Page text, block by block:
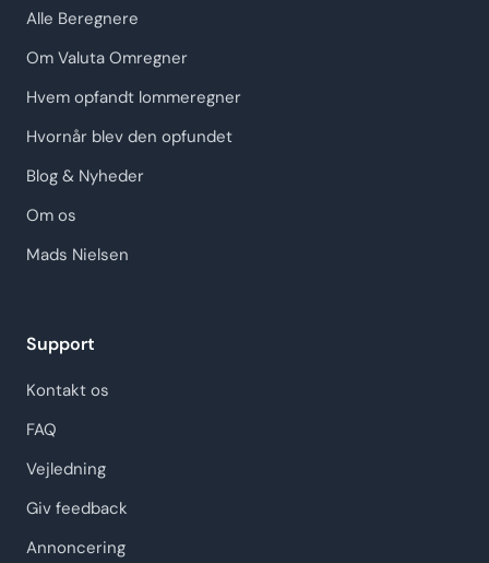
Alle Beregnere
Om Valuta Omregner
Hvem opfandt lommeregner
Hvornår blev den opfundet
Blog & Nyheder
Om os
Mads Nielsen
Support
Kontakt os
FAQ
Vejledning
Giv feedback
Annoncering